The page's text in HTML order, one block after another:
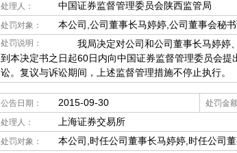
处理人： 中国证券监督管理委员会陕西监管局
处罚对象： 本公司,公司董事长马婷婷,公司董事会秘
处罚说明：
我局决定对公司和公司董事长马婷婷、
到本决定书之日起60日内向中国证券监督管理委员会
讼。复议与诉讼期间，上述监督管理措施不停止执行。
公告日期： 2015-09-30 处罚金
处理人： 上海证券交易所
处罚对象： 本公司,时任公司董事长马婷婷,时任公司